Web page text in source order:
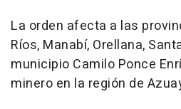
La orden afecta a las
Ríos, Manabí, Orellana,
municipio Camilo Ponce
minero en la región de